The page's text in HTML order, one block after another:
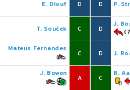
E. Diouf D
T. Souček C
Mateus Fernandes
C
J. Bowen
A
D P.
D
J.
D J.
C
B.